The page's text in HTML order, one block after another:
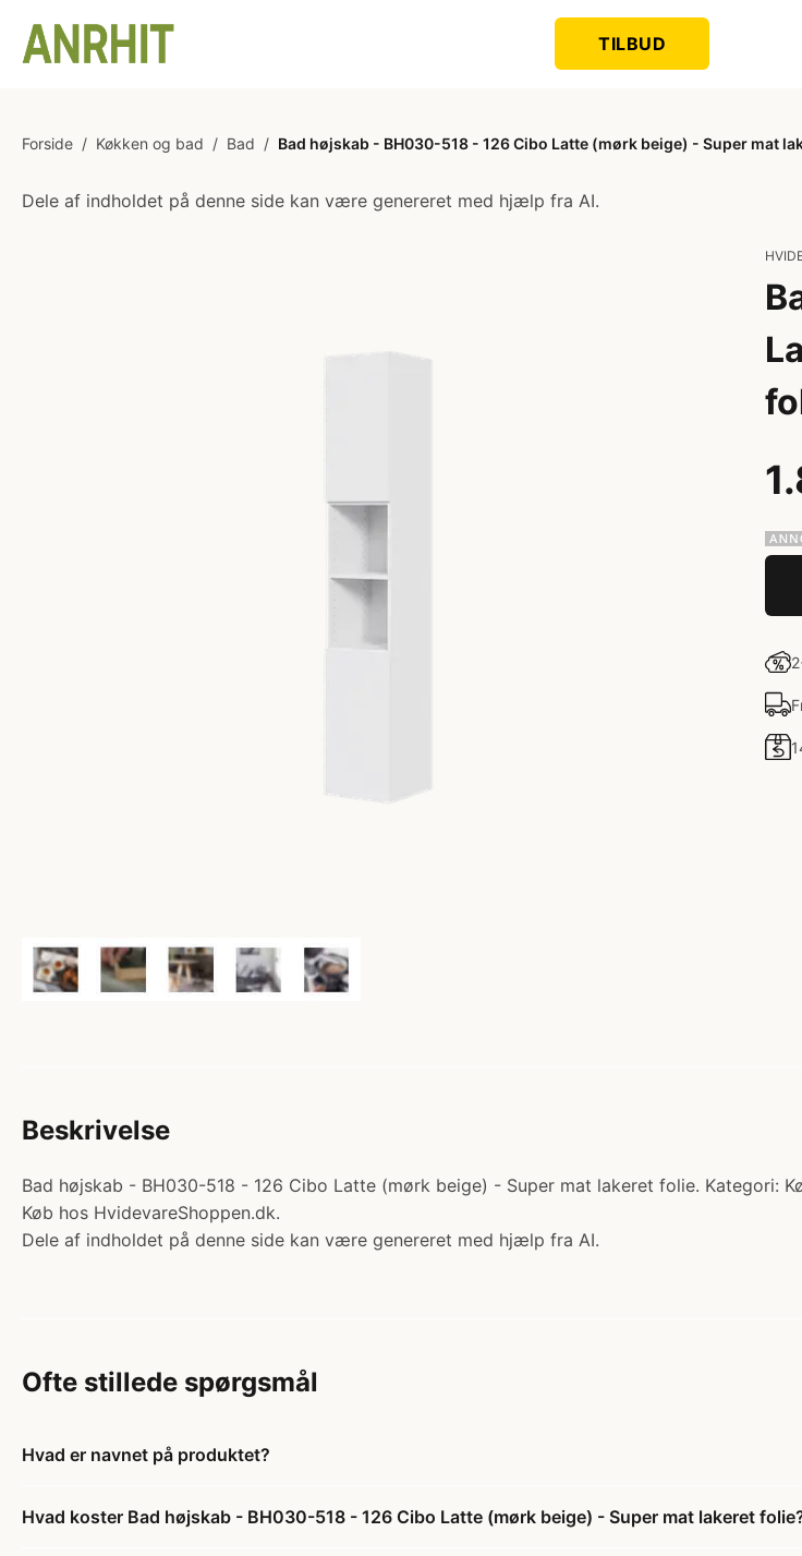
TILBUD
Forside / Køkken og bad / Bad / Bad højskab - BH030-518 - 126 Cibo Latte (mørk beige) - Super mat
Dele af indholdet på denne side kan være genereret med hjælp fra AI.
Beskrivelse
Bad højskab - BH030-518 - 126 Cibo Latte (mørk beige) - Super mat lakeret folie. Kategori:
Køb hos HvidevareShoppen.dk.
Dele af indholdet på denne side kan være genereret med hjælp fra AI.
Ofte stillede spørgsmål
Hvad er navnet på produktet?
Hvad koster Bad højskab - BH030-518 - 126 Cibo Latte (mørk beige) - Super mat lakeret